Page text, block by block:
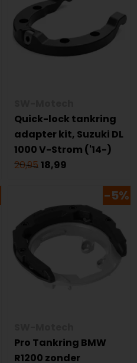
Quick-lock tankring
adapter kit, Suzuki DL
1000 V-Strom ('14-)
20,9518,99
-5%
Pro Tankring BMW
R1200 zonder